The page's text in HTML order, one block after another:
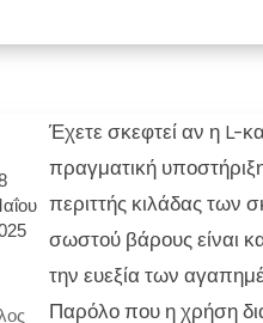
Έχετε σκεφτεί αν η L-
πραγματική
περιττής κιλάδας των
σωστού βάρους είναι
την ευεξία των
Παρόλο που η χρήση